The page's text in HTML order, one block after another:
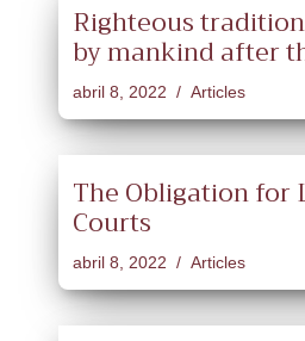
Righteous
by mankind after
abril 8, 2022 Articles
The Obligation for
Courts
abril 8, 2022 Articles